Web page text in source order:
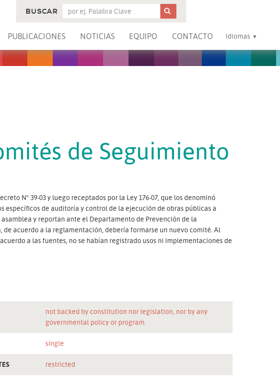
PUBLICACIONES NOTICIAS EQUIPO CONTACTO Idiomas
BUSCAR
de Seguimiento
N° 39-03 y luego receptados por la Ley 176-07, que los denominó
específicos de auditoría y control de la ejecución de obras públicas a
y reportan ante el Departamento de Prevención de la
de acuerdo a la reglamentación, debería formarse un nuevo comité. Al
a las fuentes, no se habían registrado usos ni implementaciones de
not backed by constitution nor legislation, nor by any
governmental policy or program
single
restricted